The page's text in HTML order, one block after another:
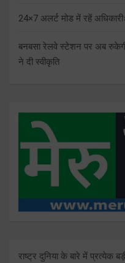
24×7 अलर्ट मोड में रहें
बनबसा रेलवे स्टेशन पर अब
ने दी स्वीकृति
राष्ट्र दुनिया के बारे में प्रत्येक